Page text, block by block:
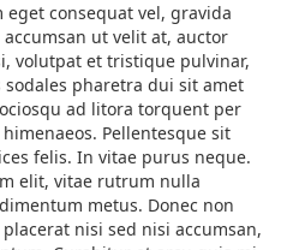
consequat vel, gravida
ut velit at, auctor
volutpat et tristique pulvinar,
pharetra dui sit amet
ad litora torquent per
Pellentesque sit
felis. In vitae purus neque.
elit, vitae rutrum nulla
metus. Donec non
nisi sed nisi accumsan,